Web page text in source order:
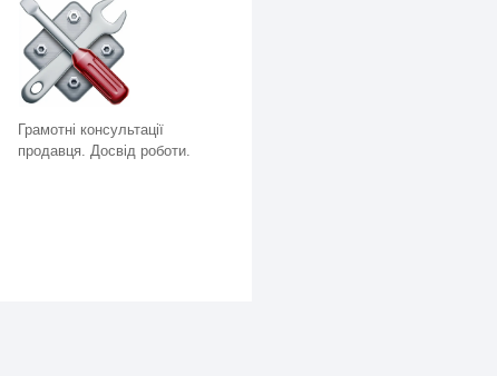
Грамотні консультації
продавця. Досвід роботи.